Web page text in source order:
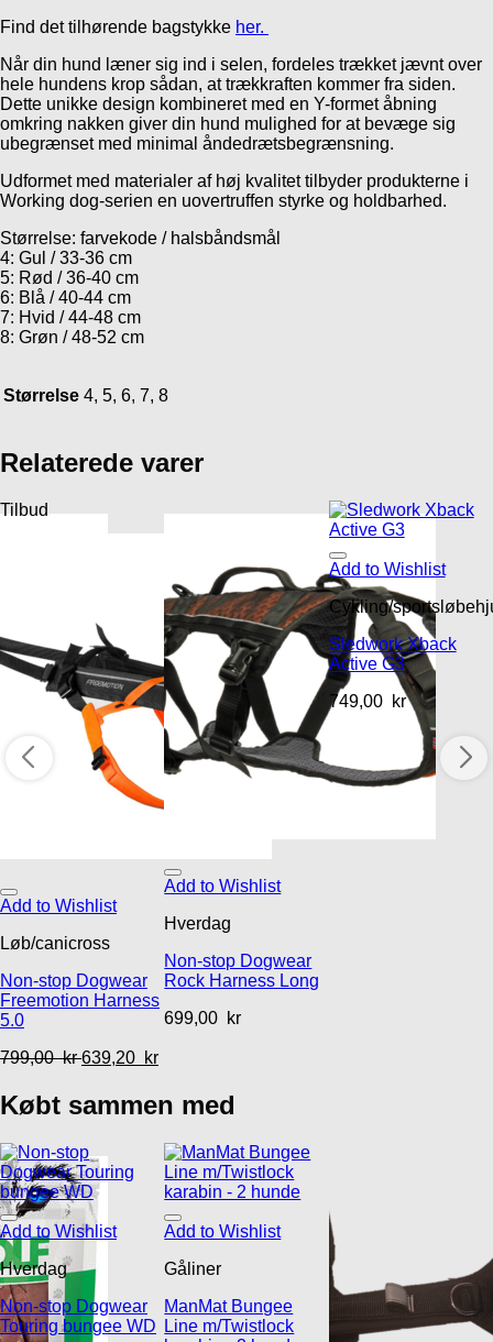
Find det tilhørende bagstykke her.
Når din hund læner sig ind i selen, fordeles trækket jævnt over
hele hundens krop sådan, at trækkraften kommer fra siden.
Dette unikke design kombineret med en Y-formet åbning
omkring nakken giver din hund mulighed for at bevæge sig
ubegrænset med minimal åndedrætsbegrænsning.
Udformet med materialer af høj kvalitet tilbyder produkterne i
Working dog-serien en uovertruffen styrke og holdbarhed.
Størrelse: farvekode / halsbåndsmål
4: Gul / 33-36 cm
5: Rød / 36-40 cm
6: Blå / 40-44 cm
7: Hvid / 44-48 cm
8: Grøn / 48-52 cm
Størrelse 4, 5, 6, 7, 8
Relaterede varer
Tilbud
Add to Wishlist
Løb/canicross
Non-stop Dogwear
Freemotion Harness
5.0
799,00kr 639,20 kr
Add to Wishlist
Hverdag
Non-stop Dogwear
Rock Harness Long
699,00 kr
Add to Wishlist
Cykling/
Sledwork Xback
Active G3
749,00 kr
Købt sammen med
Add to Wishlist
Hverdag
Non-stop Dogwear
Touring bungee WD
Add to Wishlist
Gåliner
ManMat Bungee
Line m/Twistlock